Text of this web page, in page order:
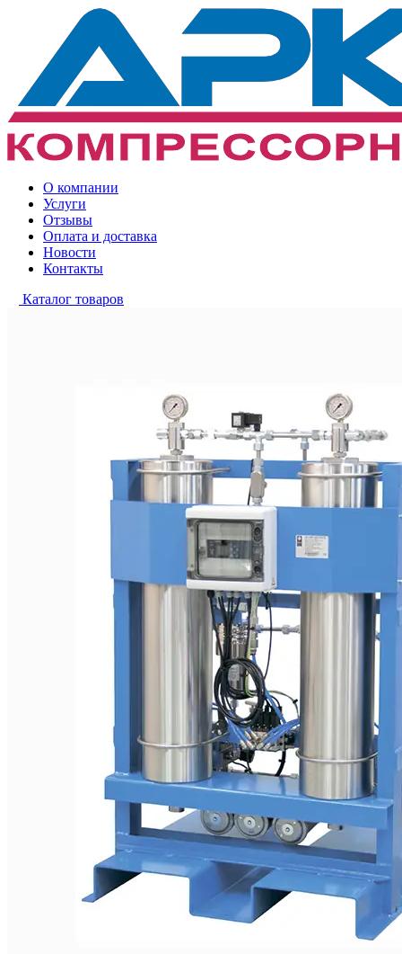
О компании
Услуги
Отзывы
Оплата и доставка
Новости
Контакты
Каталог товаров